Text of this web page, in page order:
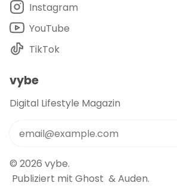
Instagram
YouTube
TikTok
vybe
Digital Lifestyle Magazin
© 2026 vybe.
Publiziert mit Ghost &Auden.